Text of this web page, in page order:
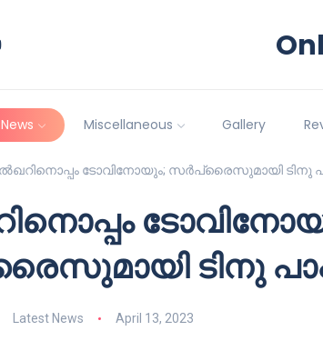
Miscellaneous Gallery
ടോവിനോയും; സർപ്രൈസുമായി ടിനു
ടിനു
Latest News April 13, 2023